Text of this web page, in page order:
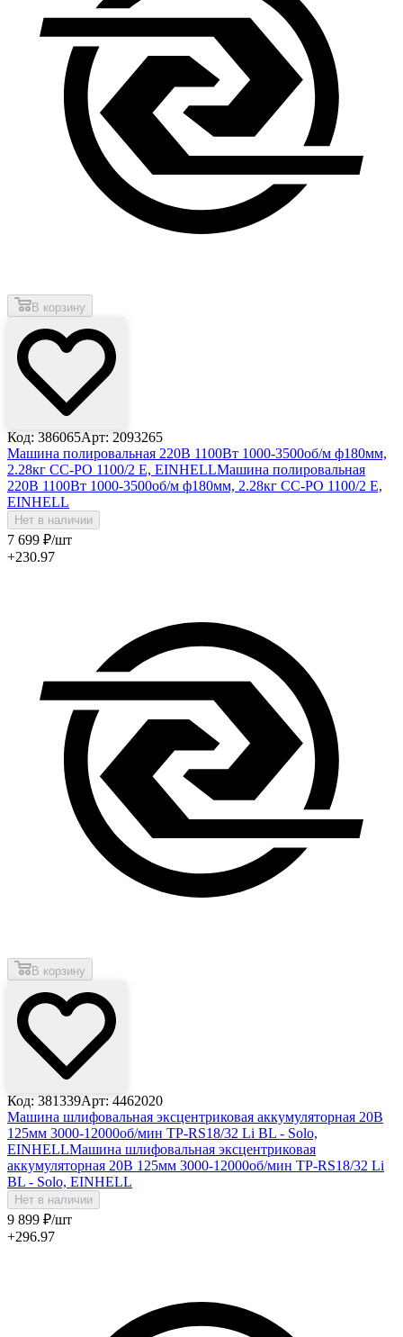
В корзину
Код: 386065Арт: 2093265
Машина полировальная 220В 1100Вт 1000-3500об/м ф180мм,
2.28кг CC-PO 1100/2 E, EINHELLМашина полировальная
220В 1100Вт 1000-3500об/м ф180мм, 2.28кг CC-PO 1100/2 E,
EINHELL
Нет в наличии
7 699 ₽/шт
+230.97
В корзину
Код: 381339Арт: 4462020
Машина шлифовальная эксцентриковая аккумуляторная 20В
125мм 3000-12000об/мин TP-RS18/32 Li BL - Solo,
EINHELLМашина шлифовальная эксцентриковая
аккумуляторная 20В 125мм 3000-12000об/мин TP-RS18/32 Li
BL - Solo, EINHELL
Нет в наличии
9 899 ₽/шт
+296.97